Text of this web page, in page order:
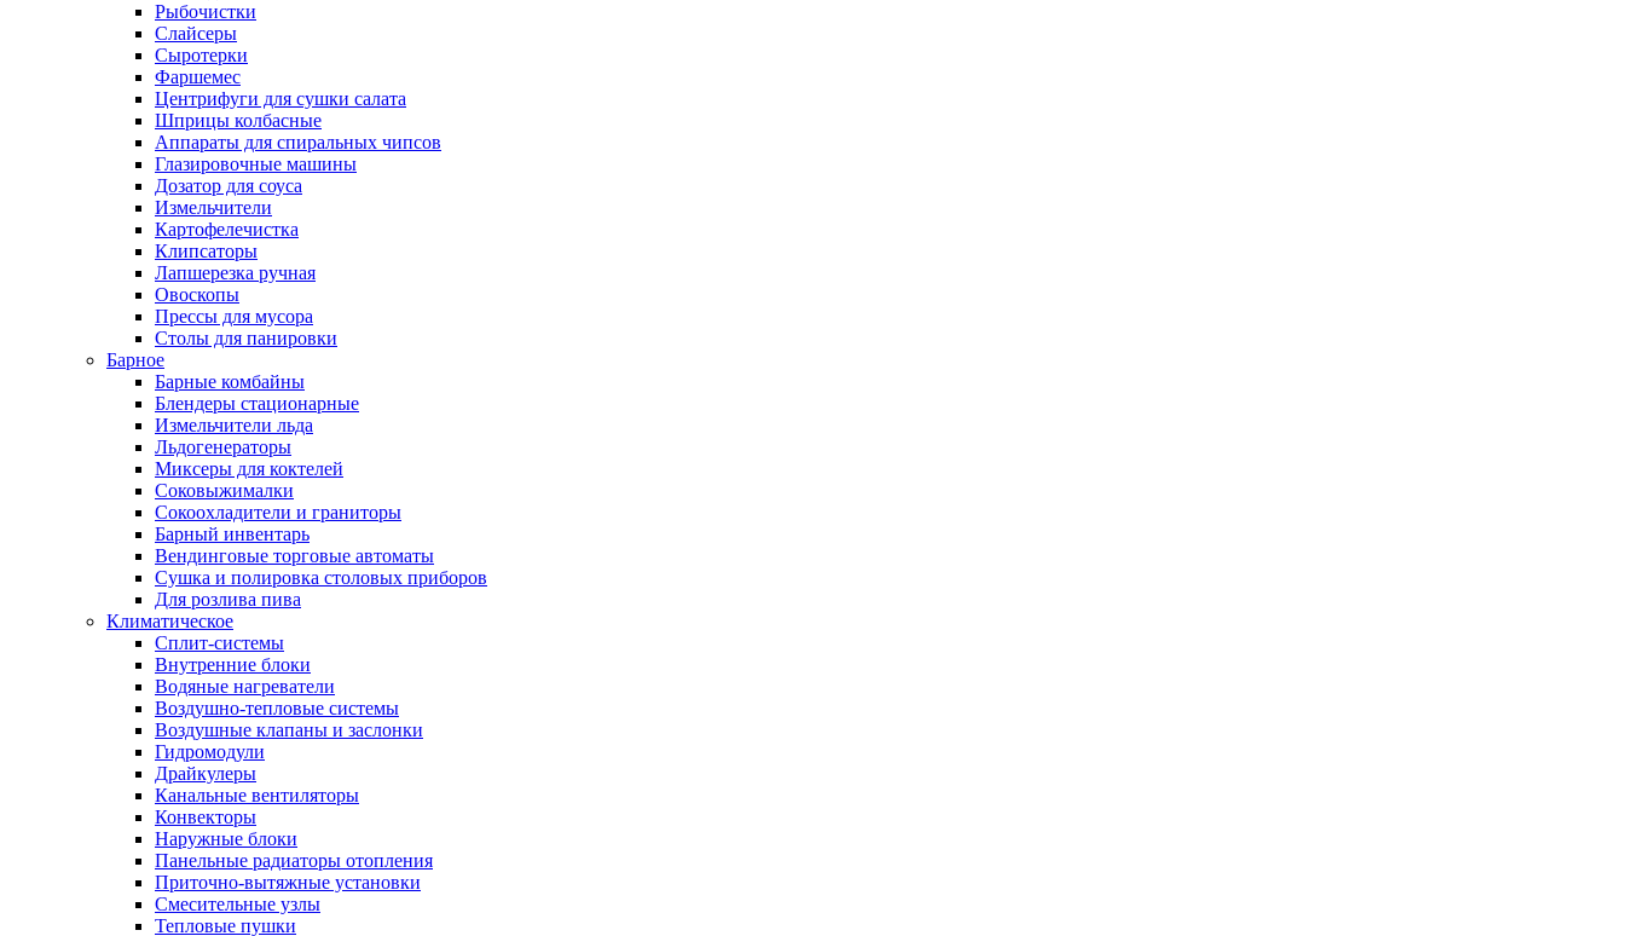
Рыбочистки
Слайсеры
Сыротерки
Фаршемес
Центрифуги для сушки салата
Шприцы колбасные
Аппараты для спиральных чипсов
Глазировочные машины
Дозатор для соуса
Измельчители
Картофелечистка
Клипсаторы
Лапшерезка ручная
Овоскопы
Прессы для мусора
Столы для панировки
Барное
Барные комбайны
Блендеры стационарные
Измельчители льда
Льдогенераторы
Миксеры для коктелей
Соковыжималки
Сокоохладители и граниторы
Барный инвентарь
Вендинговые торговые автоматы
Сушка и полировка столовых приборов
Для розлива пива
Климатическое
Сплит-системы
Внутренние блоки
Водяные нагреватели
Воздушно-тепловые системы
Воздушные клапаны и заслонки
Гидромодули
Драйкулеры
Канальные вентиляторы
Конвекторы
Наружные блоки
Панельные радиаторы отопления
Приточно-вытяжные установки
Смесительные узлы
Тепловые пушки